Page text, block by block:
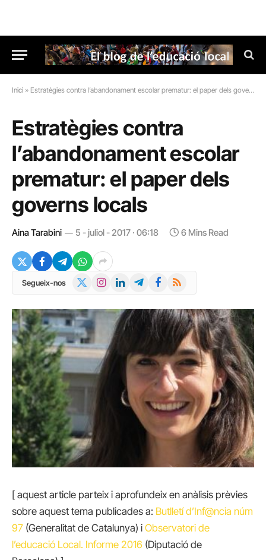
Inici » Estratègies contra l’abandonament escolar prematur: el paper dels governs locals
Estratègies contra
l’abandonament escolar
prematur: el paper dels
governs locals
Aina Tarabini 5 - juliol - 2017 · 06:18 6 Mins Read
Segueix-nos InstagramLinkedInTelegramFacebook
RSS
[ aquest article parteix i aprofundeix en anàlisis prèvies
sobre aquest tema publicades a: Butlletí d’Inf@ncia núm
97 (Generalitat de Catalunya) i Observatori de
l’educació Local. Informe 2016 (Diputació de